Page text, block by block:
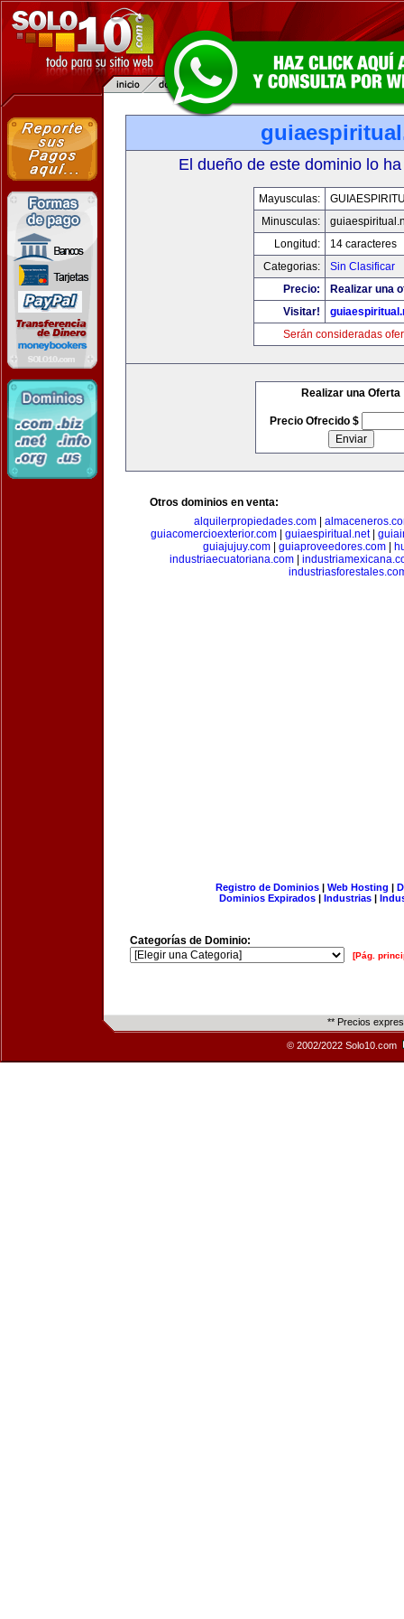
El dueño de este dominio lo
Mayusculas:
Minusculas:
Longitud:
14 caracteres
Categorias:
Sin Clasificar
Precio:
Realizar una
Visitar!
Serán consideradas
Realizar una Oferta
Precio Ofrecido $
Otros dominios en venta:
alquilerpropiedades.com
guiacomercioexterior.com| guiaespiritual.net|
guiajujuy.com| guiaproveedores.com|
industriaecuatoriana.com|
Registro de Dominios| Web Hosting |
Dominios Expirados | Industrias |
Categorías de Dominio:
[Pág.
** Precios
© 2002/2022 Solo10.com